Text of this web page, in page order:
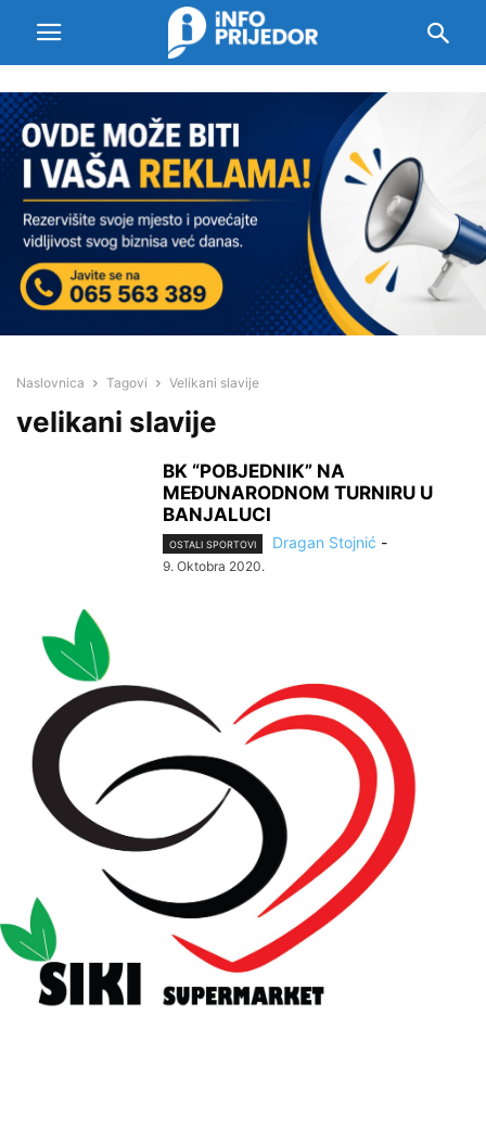
Naslovnica Tagovi Velikani slavije
velikani slavije
BK “POBJEDNIK” NA
MEĐUNARODNOM TURNIRU U
BANJALUCI
OSTALI SPORTOVI Dragan Stojnić -
9. Oktobra 2020.